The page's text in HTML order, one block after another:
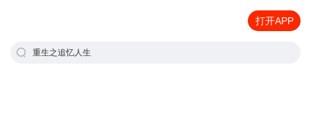
打开APP
重生之追忆人生